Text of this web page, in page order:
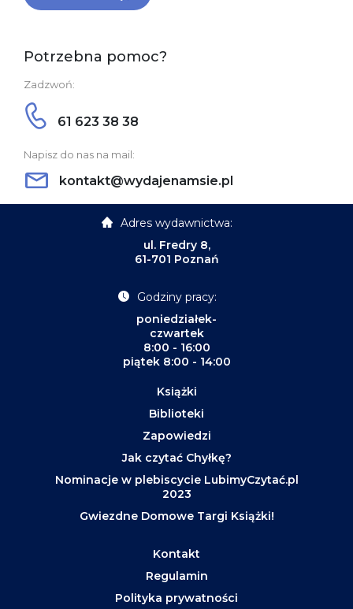
Potrzebna pomoc?
Zadzwoń:
61 623 38 38
Napisz do nas na mail:
kontakt@wydajenamsie.pl
Adres wydawnictwa:
ul. Fredry 8,
61-701 Poznań
Godziny pracy:
poniedziałek-
czwartek
8:00 - 16:00
piątek 8:00 - 14:00
Książki
Biblioteki
Zapowiedzi
Jak czytać Chyłkę?
Nominacje w plebiscycie LubimyCzytać.pl
2023
Gwiezdne Domowe Targi Książki!
Kontakt
Regulamin
Polityka prywatności